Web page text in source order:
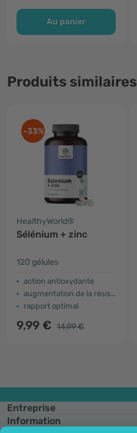
Au panier
Produits similaires
-33%
HealthyWorld®
Sélénium + zinc
120 gélules
action antioxydante
augmentation de la résistance
rapport optimal
9,99 € 14,99 €
Entreprise
Information